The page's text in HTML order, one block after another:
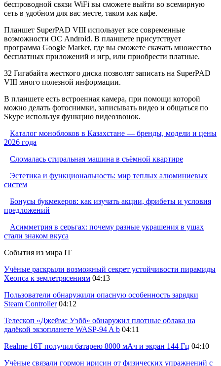
беспроводной связи WiFi вы сможете выйти во всемирную
сеть в удобном для вас месте, таком как кафе.
Планшет SuperPAD VIII использует все современные
возможности ОС Android. В планшете присутствует
программа Google Market, где вы сможете скачать множество
бесплатных приложений и игр, или приобрести платные.
32 Гигабайта жесткого диска позволят записать на SuperPAD
VIII много полезной информации.
В планшете есть встроенная камера, при помощи которой
можно делать фотоснимки, записывать видео и общаться по
Skype используя функцию видеозвонок.
Каталог моноблоков в Казахстане — бренды, модели и цены
2026 года
Сломалась стиральная машина в съёмной квартире
Эстетика и функциональность: мир теплых алюминиевых
систем
Бонусы букмекеров: как изучать акции, фрибеты и условия
предложений
Асимметрия в серьгах: почему разные украшения в ушах
стали знаком вкуса
События из мира IT
Учёные раскрыли возможный секрет устойчивости пирамиды
Хеопса к землетрясениям 04:13
Пользователи обнаружили опасную особенность зарядки
Steam Controller 04:12
Телескоп «Джеймс Уэбб» обнаружил плотные облака на
далёкой экзопланете WASP-94 A b 04:11
Realme 16T получил батарею 8000 мАч и экран 144 Гц 04:10
Учёные связали гормон ирисин от физических упражнений с